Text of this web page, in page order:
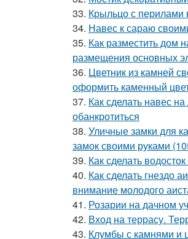
33. Крыльцо с перилами
34. Навес к сараю
35. Как разместить дом
размещения основных
36. Цветник из камней
оформить каменный
37. Как сделать навес
обанкротиться
38. Уличные замки для
замок своими руками
39. Как сделать
40. Как сделать гнездо
внимание молодого
41. Розарии на дачном
42. Вход на террасу.
43. Клумбы с камнями и